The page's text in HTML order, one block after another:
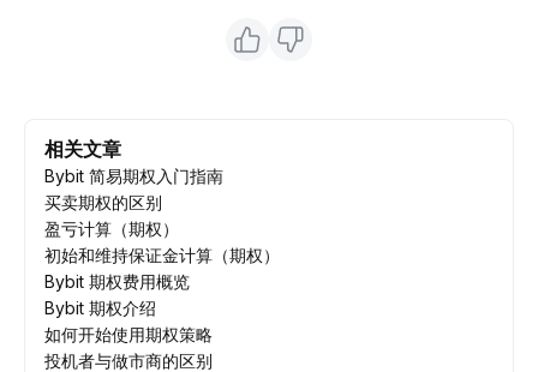
相关文章
Bybit 简易期权入门指南
买卖期权的区别
盈亏计算（期权）
初始和维持保证金计算（期权）
Bybit 期权费用概览
Bybit 期权介绍
如何开始使用期权策略
投机者与做市商的区别